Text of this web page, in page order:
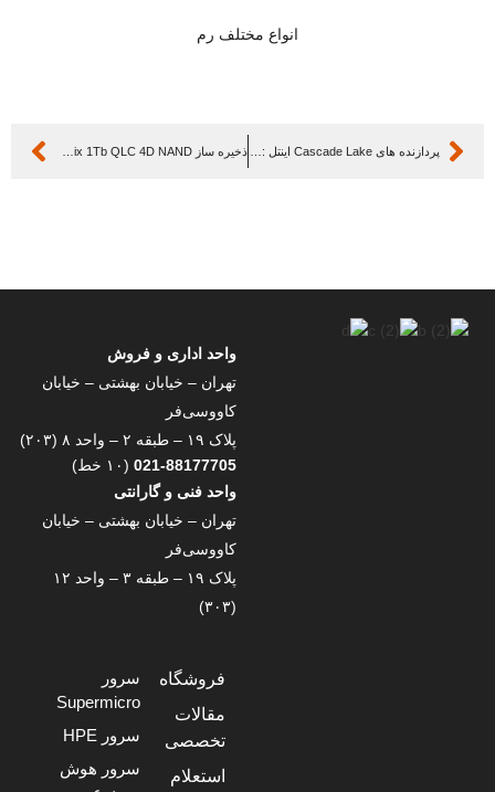
انواع مختلف رم
پردازنده های Cascade Lake اینتل : نگاهی اجمالی به نسل دوم پردازنده های اینتل ذخیره ساز SK Hynix 1Tb QLC 4D NAND نمونه پیشرفته از چیپ‌های یک ترابایتی
واحد اداری و فروش
تهران – خیابان بهشتی – خیابان
کاووسی‌فر
021-88177705 (۱۰ خط)
واحد فنی و گارانتی
تهران – خیابان بهشتی – خیابان
کاووسی‌فر
پلاک ۱۹ – طبقه ۳ – واحد ۱۲
فروشگاه
تخصصی
سرور
Supermicro
سرور HPE
سرور هوش